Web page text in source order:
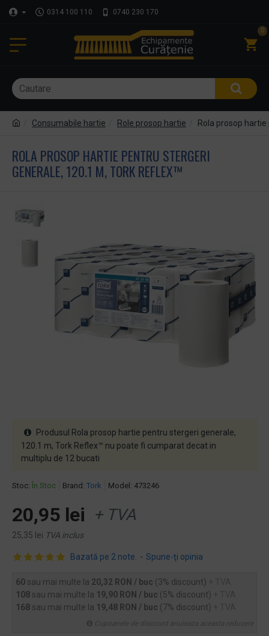
0314 100 110 0740 230 170
0
Consumabile hartie Role prosop hartie Rola prosop
ROLA PROSOP HARTIE PENTRU STERGERI
GENERALE, 120.1 M, TORK REFLEX™
Stoc: În Stoc Brand: Tork Model: 473246
Bazată pe 2 note. - Spune-ţi opinia
20,95 lei + TVA
25,35 lei TVA inclus
Produsul Rola prosop hartie pentru stergeri generale,
120.1 m, Tork Reflex™ nu poate fi cumparat decat in
multiplu de 12 bucati
60 sau mai multe la 20,32 RON / buc (3% discount)
108 sau mai multe la 19,90 RON / buc (5% discount)
168 sau mai multe la 19,48 RON / buc (7% discount)